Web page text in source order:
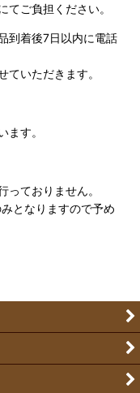
てご負担ください。
到着後7日以内に電話
ていただきます。
ます。
ておりません。
となりますので予め